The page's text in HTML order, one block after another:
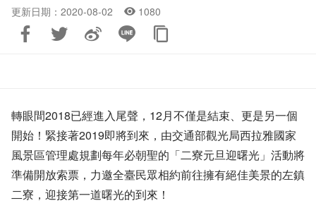
更新日期：2020-08-02 1080
轉眼間2018已經進入尾聲，12月不僅是結束、更是另一個
開始！緊接著2019即將到來，由交通部觀光局西拉雅國家
風景區管理處規劃每年必朝聖的「二寮元旦迎曙光」活動將
準備開放索票，力邀全臺民眾相約前往擁有絕佳美景的左鎮
二寮，迎接第一道曙光的到來！